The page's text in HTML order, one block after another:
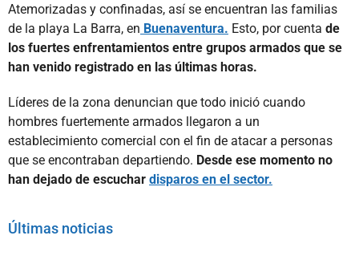
Atemorizadas y confinadas, así se encuentran las familias
de la playa La Barra, en Buenaventura. Esto, por cuenta de
los fuertes enfrentamientos entre grupos armados que se
han venido registrado en las últimas horas.
Líderes de la zona denuncian que todo inició cuando
hombres fuertemente armados llegaron a un
establecimiento comercial con el fin de atacar a personas
que se encontraban departiendo. Desde ese momento no
han dejado de escuchar disparos en el sector.
Últimas noticias